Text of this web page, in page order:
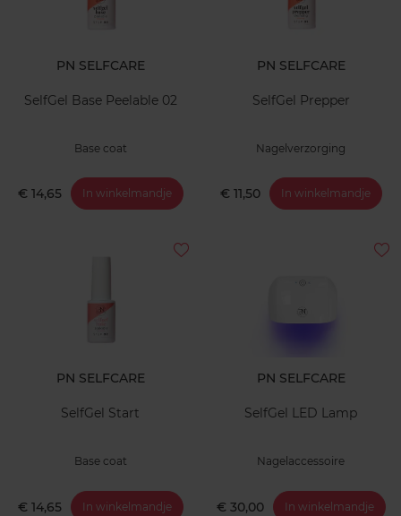
PN SELFCARE
SelfGel Base Peelable 02
Base coat
€ 14,65 In winkelmandje
PN SELFCARE
SelfGel Prepper
Nagelverzorging
€ 11,50 In winkelmandje
PN SELFCARE
SelfGel Start
Base coat
€ 14,65 In winkelmandje
PN SELFCARE
SelfGel LED Lamp
Nagelaccessoire
€ 30,00 In winkelmandje